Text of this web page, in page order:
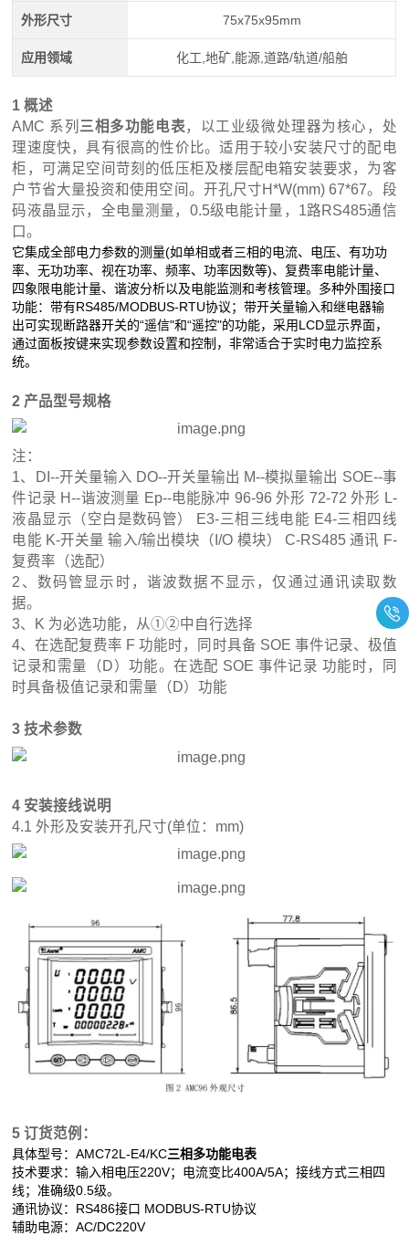
外形尺寸 75x75x95mm
应用领域 化工,地矿,能源,道路/轨道/船舶
1 概述
AMC 系列 三相多功能电表，以工业级微处理器为核心，处
理速度快，具有很高的性价比。适用于较小安装尺寸的配电
柜，可满足空间苛刻的低压柜及楼层配电箱安装要求，为客
户节省大量投资和使用空间。开孔尺寸H*W(mm) 67*67。段
码液晶显示，全电量测量，0.5级电能计量，1路RS485通信
口。
它集成全部电力参数的测量(如单相或者三相的电流、电压、有功功
率、无功功率、视在功率、频率、功率因数等)、复费率电能计量、
四象限电能计量、谐波分析以及电能监测和考核管理。多种外围接口
功能：带有RS485/MODBUS-RTU协议；带开关量输入和继电器输
出可实现断路器开关的“遥信"和“遥控"的功能，采用LCD显示界面，
通过面板按键来实现参数设置和控制，非常适合于实时电力监控系
统。
2 产品型号规格
注：
1、DI--开关量输入 DO--开关量输出 M--模拟量输出 SOE--事
件记录 H--谐波测量 Ep--电能脉冲 96-96 外形 72-72 外形 L-
液晶显示（空白是数码管） E3-三相三线电能 E4-三相四线
电能 K-开关量 输入/输出模块（I/O 模块） C-RS485 通讯 F-
复费率（选配）
2、数码管显示时，谐波数据不显示，仅通过通讯读取数
据。
3、K 为必选功能，从①②中自行选择
4、在选配复费率 F 功能时，同时具备 SOE 事件记录、极值
记录和需量（D）功能。在选配 SOE 事件记录 功能时，同
时具备极值记录和需量（D）功能
3 技术参数
4 安装接线说明
4.1 外形及安装开孔尺寸(单位：mm)
5 订货范例：
具体型号：AMC72L-E4/KC三相多功能电表
技术要求：输入相电压220V；电流变比400A/5A；接线方式三相四
线；准确级0.5级。
通讯协议：RS486接口 MODBUS-RTU协议
辅助电源：AC/DC220V